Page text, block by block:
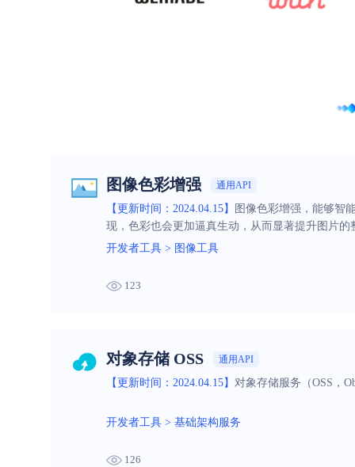
图像色彩增强 通用API
【更新时间：2024.04.15】
图像色彩增强，能够智
现，色彩也会更加逼真生动，从而显著提升图片的
开发者工具 > 图像工具
123
对象存储 OSS 通用API
【更新时间：2024.04.15】 对象存储服务（OSS，
开发者工具 > 基础架构服务
126